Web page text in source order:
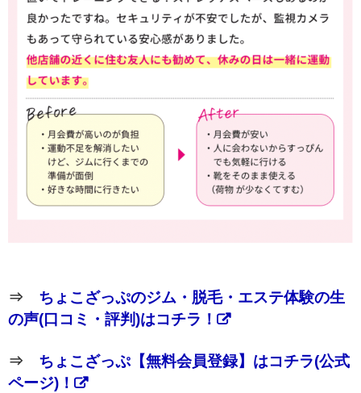
⇒ ちょこざっぷのジム・脱毛・エステ体験の生
の声(口コミ・評判)はコチラ！
⇒ ちょこざっぷ【無料会員登録】はコチラ(公式
ページ)！